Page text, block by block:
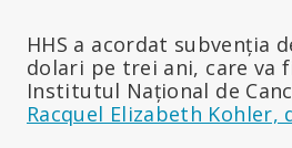
HHS a acordat subvenția
dolari pe trei ani, care va
Institutul Național de
Racquel Elizabeth Kohler,